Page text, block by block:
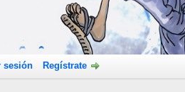
sesión Regístrate